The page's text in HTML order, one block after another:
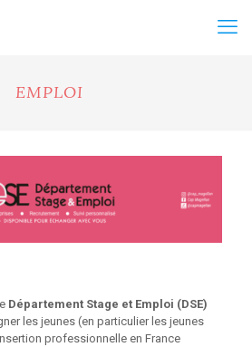
EMPLOI
Département Stage et Emploi (DSE)
les jeunes (en particulier les jeunes
professionnelle en France